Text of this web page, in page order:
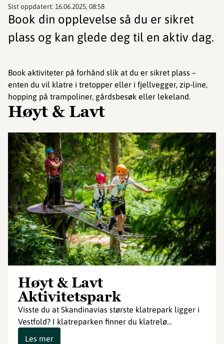
Sist oppdatert: 16.06.2025, 08:58
Book din opplevelse så du er sikret
plass og kan glede deg til en aktiv dag.
Book aktiviteter på forhånd slik at du er sikret plass –
enten du vil klatre i tretopper eller i fjellvegger, zip-line,
hopping på trampoliner, gårdsbesøk eller lekeland.
Høyt & Lavt
Høyt & Lavt
Aktivitetspark
Visste du at Skandinavias største klatrepark ligger i
Vestfold? I klatreparken finner du klatrelø…
Les mer